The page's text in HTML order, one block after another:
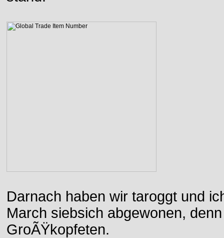
Darnach haben wir taroggt und
March siebsich abgewonen,
GroÃŸkopfeten.